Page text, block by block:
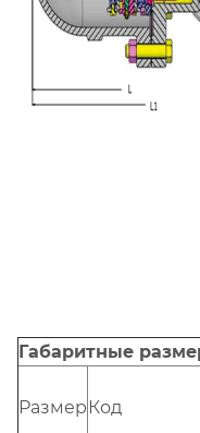
Габаритные
Размер Код